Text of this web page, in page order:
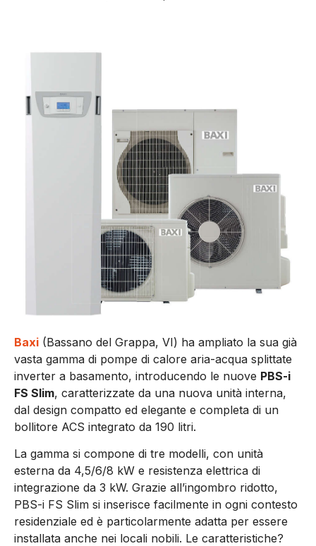
Baxi (Bassano del Grappa, VI) ha ampliato la sua già
vasta gamma di pompe di calore aria-acqua splittate
inverter a basamento, introducendo le nuove PBS-i
FS Slim, caratterizzate da una nuova unità interna,
dal design compatto ed elegante e completa di un
bollitore ACS integrato da 190 litri.
La gamma si compone di tre modelli, con unità
esterna da 4,5/6/8 kW e resistenza elettrica di
integrazione da 3 kW. Grazie all’ingombro ridotto,
PBS-i FS Slim si inserisce facilmente in ogni contesto
residenziale ed è particolarmente adatta per essere
installata anche nei locali nobili. Le caratteristiche?